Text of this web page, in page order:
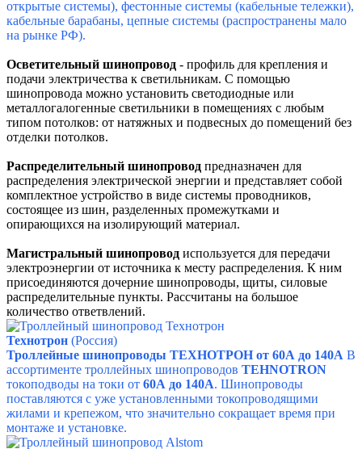
открытые системы), фестонные системы (кабельные тележки),
кабельные барабаны, цепные системы (распространены мало
на рынке РФ).
Осветительный шинопровод - профиль для крепления и
подачи электричества к светильникам. С помощью
шинопровода можно установить светодиодные или
металлогалогенные светильники в помещениях с любым
типом потолков: от натяжных и подвесных до помещений без
отделки потолков.
Распределительный шинопровод предназначен для
распределения электрической энергии и представляет собой
комплектное устройство в виде системы проводников,
состоящее из шин, разделенных промежутками и
опирающихся на изолирующий материал.
Магистральный шинопровод используется для передачи
электроэнергии от источника к месту распределения. К ним
присоединяются дочерние шинопроводы, щиты, силовые
распределительные пункты. Рассчитаны на большое
количество ответвлений.
Технотрон (Россия)
Троллейные шинопроводы ТЕХНОТРОН от 60А до 140А В
ассортименте троллейных шинопроводов TEHNOTRON
токоподводы на токи от 60А до 140А. Шинопроводы
поставляются с уже установленными токопроводящими
жилами и крепежом, что значительно сокращает время при
монтаже и установке.